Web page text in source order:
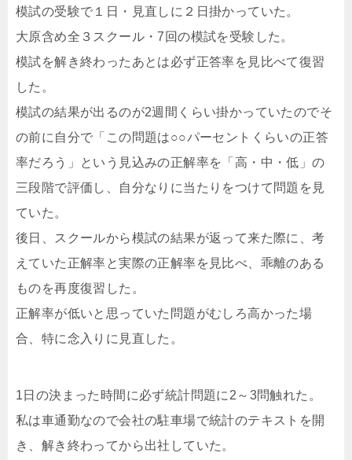
模試の受験で１日・見直しに２日掛かっていた。
大原含め全３スクール・7回の模試を受験した。
模試を解き終わったあとは必ず正答率を見比べて復習
した。
模試の結果が出るのが2週間くらい掛かっていたのでそ
の前に自分で「この問題は○○パーセントくらいの正答
率だろう」という見込みの正解率を「高・中・低」の
三段階で評価し、自分なりに当たりをつけて問題を見
ていた。
後日、スクールから模試の結果が返って来た際に、考
えていた正解率と実際の正解率を見比べ、乖離のある
ものを再度復習した。
正解率が低いと思っていた問題がむしろ高かった場
合、特に念入りに見直した。
1日の決まった時間に必ず統計問題に2～3問触れた。
私は車通勤なので会社の駐車場で統計のテキストを開
き、解き終わってから出社していた。